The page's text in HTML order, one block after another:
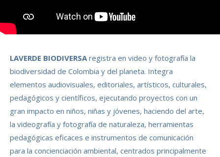
LAVERDE BIODIVERSA registra en video y fotografía la
biodiversidad de Colombia y del planeta. Integra
elementos audiovisuales, editoriales, artísticos, culturales,
pedagógicos y científicos, ejecutando proyectos con un
gran impacto en niños, niñas y jóvenes, haciendo del arte,
la videografía y fotografía de naturaleza, herramientas
pedagógicas eficaces e instrumentos de comunicación
para la concienciación ambiental, centrados principalmente